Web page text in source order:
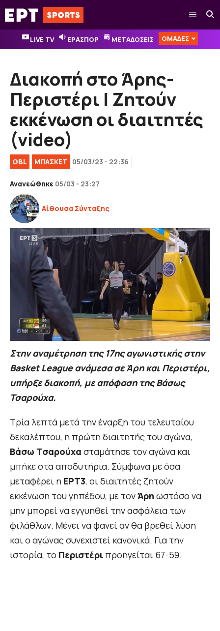
Μετάβαση
σε
περιεχόμενο
Μενού
LIVE TV ΕΡΑΣΠΟΡ ΜΕΤΑΔΟΣΕΙΣ ΟΜΑΔΕΣ
Διακοπή στο Άρης-
Περιστέρι | Zητούν
εκκένωση οι διαιτητές
(video)
GBL ΜΠΑΣΚΕΤ 05/03/23 - 22:36
Ανανεώθηκε 05/03 - 23:27
Αίθουσα Σύνταξης
Στην αναμέτρηση της 17ης αγωνιστικής στην
Basket League ανάμεσα σε Άρη και Περιστέρι,
υπήρξε διακοπή, με απόφαση της Βάσως
Τσαρούχα.
Τρία λεπτά μετά την έναρξη του τελευταίου
δεκαλέπτου, η πρώτη διαιτητής του αγώνα,
Βάσω Τσαρούχα σταμάτησε τον αγώνα και
μπήκε στα αποδυτήρια. Σύμφωνα με όσα
μεταφέρει η ΕΡΤ3, οι διαιτητές ζητούν
εκκένωση του γηπέδου, με τονΆρη ωστόσο να
μην μπορεί να εγγυηθεί την ασφάλεια των
φιλάθλων. Μένει να φανεί αν θα βρεθεί λύση
και ο αγώνας συνεχιστεί κανονικά. Για την
ιστορία, το Περιστέρι προηγείται 67-59.